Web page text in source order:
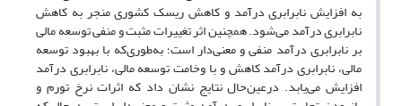
به افزایش نابرابری درآمد و کاهش ریسک کشوری منجر به کاهش
نابرابری درآمد می‌شود. همچنین اثر تغییرات مثبت و منفی توسعه مالی
بر نابرابری درآمد منفی و معنی‌دار است؛ به‌طوری‌که با بهبود توسعه
مالی، نابرابری درآمد کاهش و با وخامت توسعه مالی، نابرابری درآمد
افزایش می‌یابد. درعین‌حال نتایج نشان داد که اثرات نرخ تورم و